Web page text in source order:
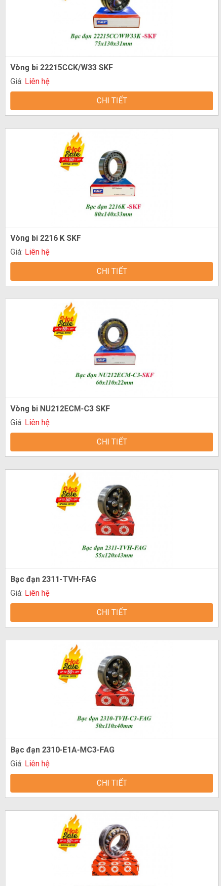
Vòng bi 22215CCK/W33 SKF
Giá: Liên hệ
CHI TIẾT
Vòng bi 2216 K SKF
Giá: Liên hệ
CHI TIẾT
Vòng bi NU212ECM-C3 SKF
Giá: Liên hệ
CHI TIẾT
Bạc đạn 2311-TVH-FAG
Giá: Liên hệ
CHI TIẾT
Bạc đạn 2310-E1A-MC3-FAG
Giá: Liên hệ
CHI TIẾT